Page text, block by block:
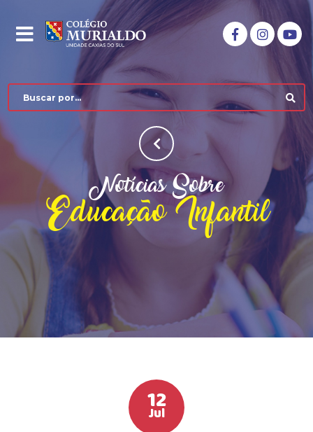
COLÉGIO MURIALDO
NÍVEIS DE ENSINO
HIGH SCHOOL
LISTA DE MATERIAIS
Notícias Sobre
Educação Infantil
12
Jul